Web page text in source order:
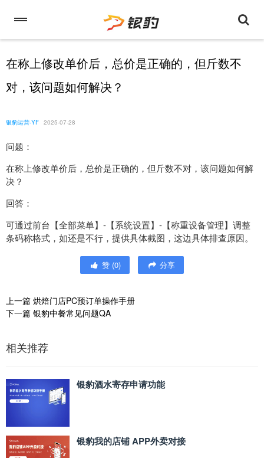
在称上修改单价后，总价是正确的，但斤数不
对，该问题如何解决？
银豹运营-YF 2025-07-28
问题：
在称上修改单价后，总价是正确的，但斤数不对，该问题如何解
决？
回答：
可通过前台【全部菜单】-【系统设置】-【称重设备管理】调整
条码称格式，如还是不行，提供具体截图，这边具体排查原因。
赞 (0) 分享
上一篇 烘焙门店PC预订单操作手册
下一篇 银豹中餐常见问题QA
相关推荐
银豹酒水寄存申请功能
银豹我的店铺 APP外卖对接